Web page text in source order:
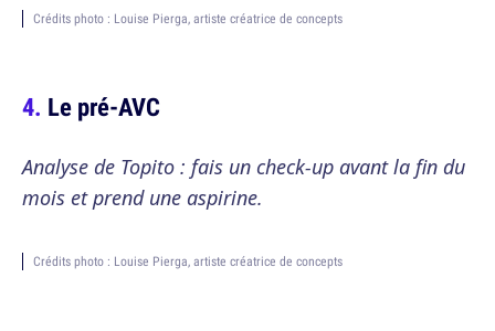
Crédits photo : Louise Pierga, artiste créatrice de concepts
Le pré-AVC
Analyse de Topito : fais un check-up avant la fin du
mois et prend une aspirine.
Crédits photo : Louise Pierga, artiste créatrice de concepts